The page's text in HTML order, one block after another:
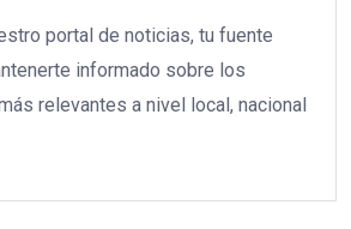
portal de noticias, tu fuente
informado sobre los
relevantes a nivel local, nacional